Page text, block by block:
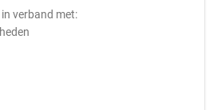
verband met: